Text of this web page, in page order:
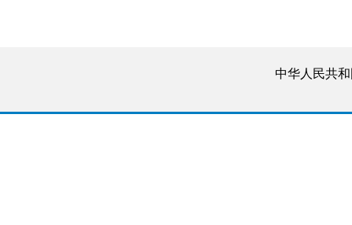
中华人民共